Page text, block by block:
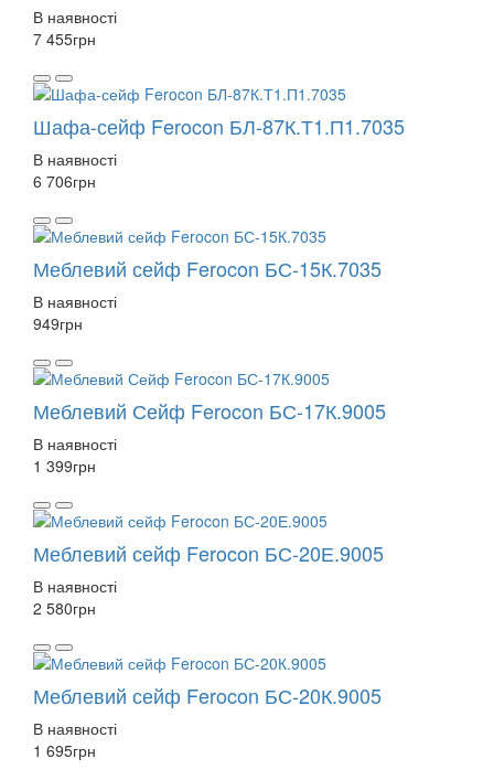
В наявності
7 455грн
Шафа-сейф Ferocon БЛ-87К.Т1.П1.7035
В наявності
6 706грн
Меблевий сейф Ferocon БС-15К.7035
В наявності
949грн
Меблевий Сейф Ferocon БС-17К.9005
В наявності
1 399грн
Меблевий сейф Ferocon БС-20Е.9005
В наявності
2 580грн
Меблевий сейф Ferocon БС-20К.9005
В наявності
1 695грн